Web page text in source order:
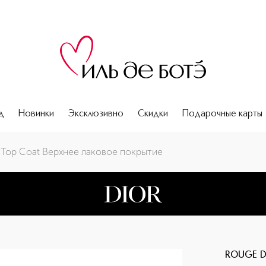
Новинки Эксклюзивно Скидки Подарочные карты
Top Coat Верхнее лаковое покрытие
ROUGE